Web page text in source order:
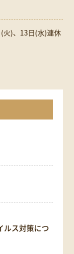
火)、13日(水)連休
ルス対策につ